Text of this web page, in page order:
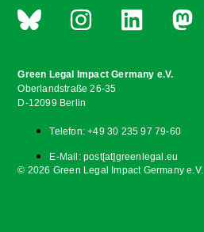
Green Legal Impact Germany e.V.
Oberlandstraße 26-35
D-12099 Berlin
Telefon: +49 30 235 97 79-60
E-Mail: post[at]greenlegal.eu
© 2026 Green Legal Impact Germany e.V.